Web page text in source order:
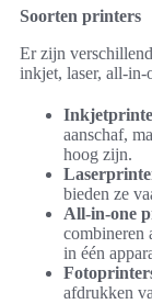
Soorten printers
Er zijn
inkjet, laser, all-in-
aanschaf,
hoog zijn.
bieden ze
All-in-one
combineren
in één
afdrukken